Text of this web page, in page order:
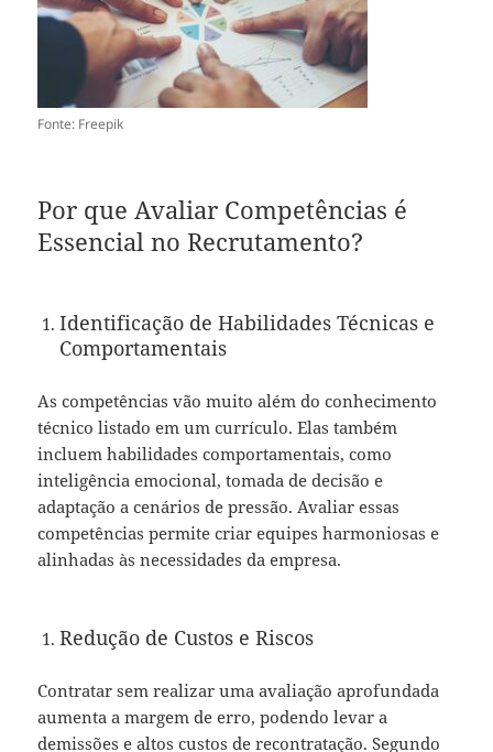
Fonte: Freepik
Por que Avaliar Competências é
Essencial no Recrutamento?
Identificação de Habilidades Técnicas e
Comportamentais
As competências vão muito além do conhecimento
técnico listado em um currículo. Elas também
incluem habilidades comportamentais, como
inteligência emocional, tomada de decisão e
adaptação a cenários de pressão. Avaliar essas
competências permite criar equipes harmoniosas e
alinhadas às necessidades da empresa.
Redução de Custos e Riscos
Contratar sem realizar uma avaliação aprofundada
aumenta a margem de erro, podendo levar a
demissões e altos custos de recontratação. Segundo